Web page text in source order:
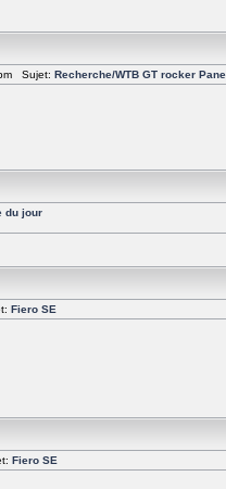
Sujet: Recherche/WTB GT rocker
du jour
Fiero SE
Fiero SE